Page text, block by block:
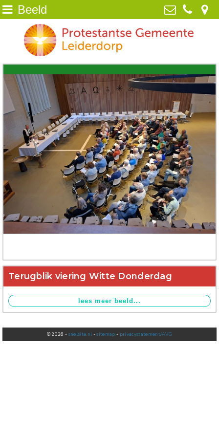
Home
Wie zijn wij
NIEUWS
Kerkdiensten
Diaconie
Jeugd
Activiteiten
Beeld
ANBI /Veilige Gemeente
Verhuur
Protestantse Gemeente Leiderdorp
van Poelgeestlaan 2, 2352 TD
Leiderdorp
071-5890259
info@pgleiderdorp.nl
Beeld
Terugblik viering Witte Donderdag
© 2026 - snelsite.nl -sitemap - privacystatement/AVG